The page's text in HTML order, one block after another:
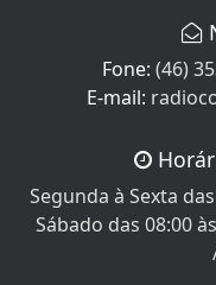
Fone: (46)
E-mail:
Segunda à Sexta
Sábado das 08:00